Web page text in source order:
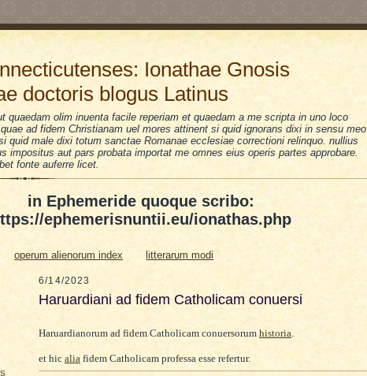
Ionathae Gnosis
doctoris blogus Latinus
quaedam olim inuenta facile reperiam et quaedam a me scripta in uno loco
ad fidem Christianam uel mores attinent si quid ignorans dixi in sensu meo
quid male dixi totum sanctae Romanae ecclesiae correctioni relinquo. nullius
impositus aut pars probata importat me omnes eius operis partes approbare.
fonte auferre licet.
in Ephemeride quoque scribo:
ephemerisnuntii.eu/ionathas.php
operum alienorum index litterarum modi
6/14/2023
Haruardiani ad fidem Catholicam conuersi
Haruardianorum ad fidem Catholicam conuersorum historia
et hic alia fidem Catholicam professa esse refertur.